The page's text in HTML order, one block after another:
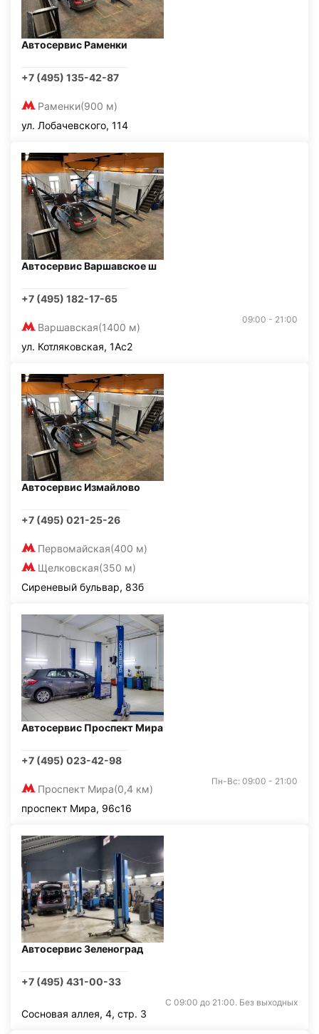
Автосервис Раменки
+7 (495) 135-42-87
Раменки(900 м)
ул. Лобачевского, 114
Автосервис Варшавское ш
+7 (495) 182-17-65
Варшавская(1400 м)
09:00 - 21:00
ул. Котляковская, 1Ас2
Автосервис Измайлово
+7 (495) 021-25-26
Первомайская(400 м)
Щелковская(350 м)
Сиреневый бульвар, 83б
Автосервис Проспект Мира
+7 (495) 023-42-98
Проспект Мира(0,4 км)
Пн-Вс: 09:00 - 21:00
проспект Мира, 96с16
Автосервис Зеленоград
+7 (495) 431-00-33
С 09:00 до 21:00. Без выходных
Сосновая аллея, 4, стр. 3